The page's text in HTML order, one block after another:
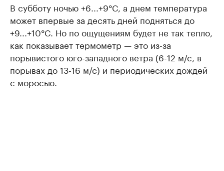
В субботу ночью +6...+9°C, а днем температура
может впервые за десять дней подняться до
+9...+10°C. Но по ощущениям будет не так тепло,
как показывает термометр — это из-за
порывистого юго-западного ветра (6-12 м/с, в
порывах до 13-16 м/с) и периодических дождей
с моросью.